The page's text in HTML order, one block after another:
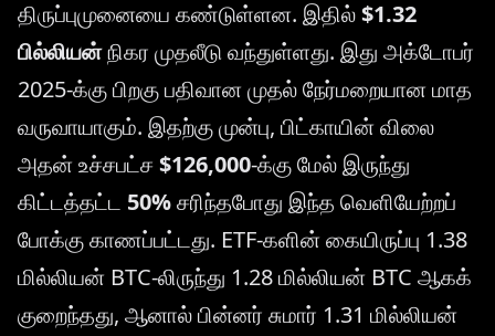
திருப்புமுனையை கண்டுள்ளன. இதில்$1.32
பில்லியன்நிகர முதலீடு வந்துள்ளது. இது அக்டோபர்
2025-க்கு பிறகு பதிவான முதல் நேர்மறையான மாத
வருவாயாகும். இதற்கு முன்பு, பிட்காயின் விலை
அதன் உச்சபட்ச$126,000-க்கு மேல் இருந்து
கிட்டத்தட்ட 50%சரிந்தபோது இந்த வெளியேற்றப்
போக்கு காணப்பட்டது. ETF-களின் கையிருப்பு 1.38
மில்லியன் BTC-லிருந்து 1.28 மில்லியன் BTC ஆகக்
குறைந்தது, ஆனால் பின்னர் சுமார் 1.31 மில்லியன்